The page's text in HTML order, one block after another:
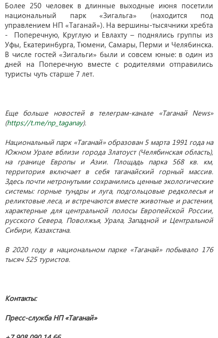
Более 250 человек в длинные выходные июня посетили
национальный парк «Зигальга» (находится под
управлением НП «Таганай»). На вершины-тысячники хребта
- Поперечную, Круглую и Евлахту – поднялись группы из
Уфы, Екатеринбурга, Тюмени, Самары, Перми и Челябинска.
В числе гостей «Зигальги» были и совсем юные: в один из
дней на Поперечную вместе с родителями отправились
туристы чуть старше 7 лет.
Еще больше новостей в телеграм-канале «Таганай News»
(https://t.me/np_taganay).
Национальный парк «Таганай» образован 5 марта 1991 года на
Южном Урале вблизи города Златоуст (Челябинская область),
на границе Европы и Азии. Площадь парка 568 кв. км,
территория включает в себя таганайский горный массив.
Здесь почти нетронутыми сохранились ценные экологические
системы: горные тундры и луга, подгольцовые редколесья и
реликтовые леса, и встречаются вместе животные и растения,
характерные для центральной полосы Европейской России,
русского Севера, Поволжья, Урала, Западной и Центральной
Сибири, Казахстана.
В 2020 году в национальном парке «Таганай» побывало 176
тысяч 525 туристов.
Контакты:
Пресс-служба НП «Таганай»